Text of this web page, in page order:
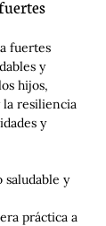
fuertes
y
hijos,
resiliencia
y
y
práctica a